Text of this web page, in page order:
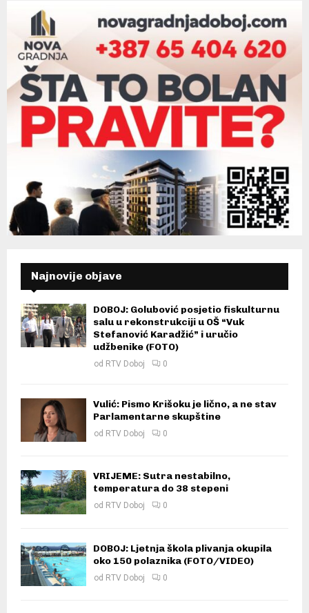
Najnovije objave
DOBOJ: Golubović posjetio fiskulturnu
salu u rekonstrukciji u OŠ “Vuk
Stefanović Karadžić” i uručio
udžbenike (FOTO)
od RTV Doboj 0
Vulić: Pismo Krišoku je lično, a ne stav
Parlamentarne skupštine
od RTV Doboj 0
VRIJEME: Sutra nestabilno,
temperatura do 38 stepeni
od RTV Doboj 0
DOBOJ: Ljetnja škola plivanja okupila
oko 150 polaznika (FOTO/VIDEO)
od RTV Doboj 0